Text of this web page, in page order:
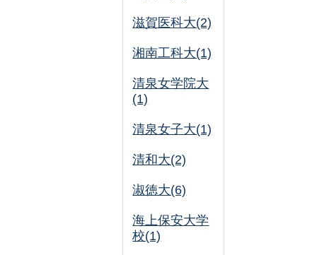
滋賀医科大(2)
湘南工科大(1)
清泉女学院大
(1)
清泉女子大(1)
清和大(2)
淑徳大(6)
海上保安大学
校(1)